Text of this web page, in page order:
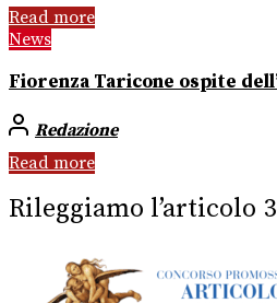
Read more
News
Fiorenza Taricone ospite
Redazione
Read more
Rileggiamo l’articolo